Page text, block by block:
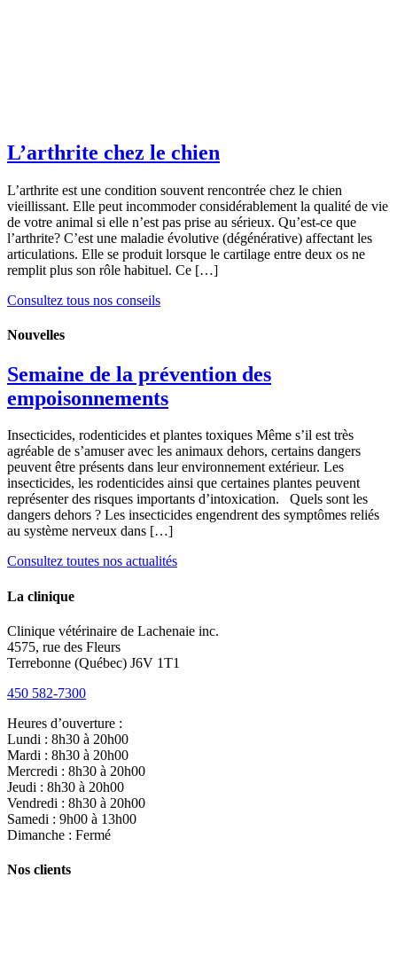
L’arthrite chez le chien
L’arthrite est une condition souvent rencontrée chez le chien
vieillissant. Elle peut incommoder considérablement la qualité de vie
de votre animal si elle n’est pas prise au sérieux. Qu’est-ce que
l’arthrite? C’est une maladie évolutive (dégénérative) affectant les
articulations. Elle se produit lorsque le cartilage entre deux os ne
remplit plus son rôle habituel. Ce […]
Consultez tous nos conseils
Nouvelles
Semaine de la prévention des
empoisonnements
Insecticides, rodenticides et plantes toxiques Même s’il est très
agréable de s’amuser avec les animaux dehors, certains dangers
peuvent être présents dans leur environnement extérieur. Les
insecticides, les rodenticides ainsi que certaines plantes peuvent
représenter des risques importants d’intoxication. Quels sont les
dangers dehors ? Les insecticides engendrent des symptômes reliés
au système nerveux dans […]
Consultez toutes nos actualités
La clinique
Clinique vétérinaire de Lachenaie inc.
4575, rue des Fleurs
Terrebonne (Québec) J6V 1T1
450 582-7300
Heures d’ouverture :
Lundi : 8h30 à 20h00
Mardi : 8h30 à 20h00
Mercredi : 8h30 à 20h00
Jeudi : 8h30 à 20h00
Vendredi : 8h30 à 20h00
Samedi : 9h00 à 13h00
Dimanche : Fermé
Nos clients